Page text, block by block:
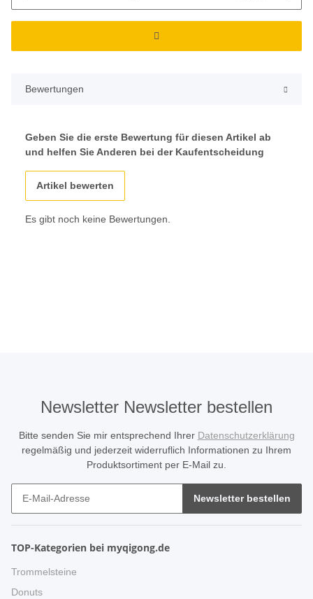
Bewertungen
Geben Sie die erste Bewertung für diesen Artikel ab
und helfen Sie Anderen bei der Kaufentscheidung
Artikel bewerten
Es gibt noch keine Bewertungen.
Newsletter Newsletter bestellen
Bitte senden Sie mir entsprechend Ihrer Datenschutzerklärung
regelmäßig und jederzeit widerruflich Informationen zu Ihrem
Produktsortiment per E-Mail zu.
Newsletter bestellen
TOP-Kategorien bei myqigong.de
Trommelsteine
Donuts